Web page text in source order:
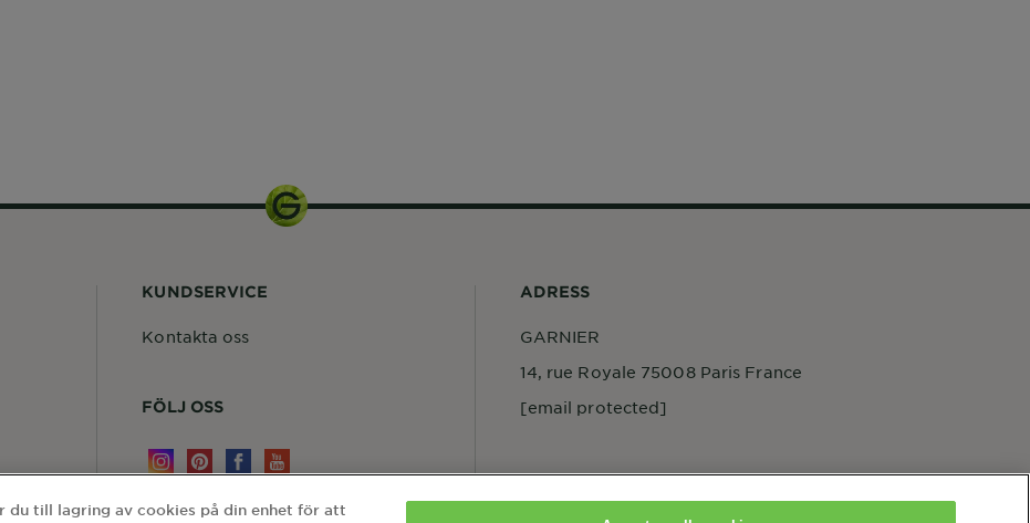
KUNDSERVICE
Kontakta oss
FÖLJ OSS
ADRESS
GARNIER
14, rue Royale 75008 Paris France
[email protected]
du till lagring av cookies på din enhet för att